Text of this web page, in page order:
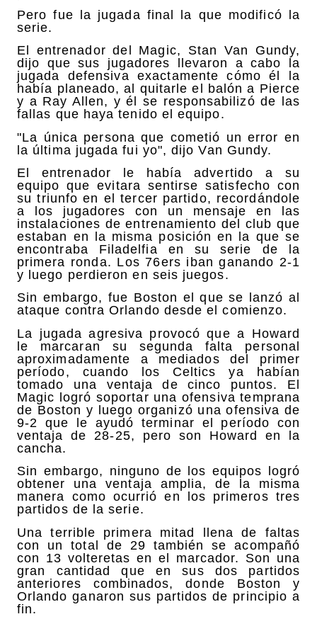
Pero fue la jugada final la que modificó la
serie.
El entrenador del Magic, Stan Van Gundy,
dijo que sus jugadores llevaron a cabo la
jugada defensiva exactamente cómo él la
había planeado, al quitarle el balón a Pierce
y a Ray Allen, y él se responsabilizó de las
fallas que haya tenido el equipo.
"La única persona que cometió un error en
la última jugada fui yo", dijo Van Gundy.
El entrenador le había advertido a su
equipo que evitara sentirse satisfecho con
su triunfo en el tercer partido, recordándole
a los jugadores con un mensaje en las
instalaciones de entrenamiento del club que
estaban en la misma posición en la que se
encontraba Filadelfia en su serie de la
primera ronda. Los 76ers iban ganando 2-1
y luego perdieron en seis juegos.
Sin embargo, fue Boston el que se lanzó al
ataque contra Orlando desde el comienzo.
La jugada agresiva provocó que a Howard
le marcaran su segunda falta personal
aproximadamente a mediados del primer
período, cuando los Celtics ya habían
tomado una ventaja de cinco puntos. El
Magic logró soportar una ofensiva temprana
de Boston y luego organizó una ofensiva de
9-2 que le ayudó terminar el período con
ventaja de 28-25, pero son Howard en la
cancha.
Sin embargo, ninguno de los equipos logró
obtener una ventaja amplia, de la misma
manera como ocurrió en los primeros tres
partidos de la serie.
Una terrible primera mitad llena de faltas
con un total de 29 también se acompañó
con 13 volteretas en el marcador. Son una
gran cantidad que en sus dos partidos
anteriores combinados, donde Boston y
Orlando ganaron sus partidos de principio a
fin.